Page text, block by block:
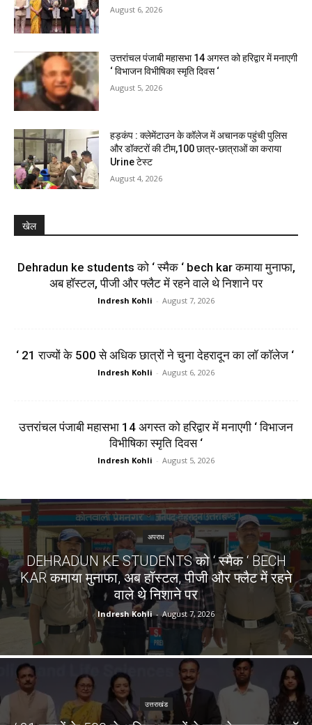
August 6, 2026
उत्तरांचल पंजाबी महासभा 14 अगस्त को हरिद्वार में मनाएगी
‘ विभाजन विभीषिका स्मृति दिवस ‘
August 5, 2026
हड़कंप : क्लेमेंटाउन के कॉलेज में अचानक पहुंची पुलिस
और डॉक्टरों की टीम,100 छात्र-छात्राओं का कराया
Urine टेस्ट
August 4, 2026
खेल
Dehradun ke students को ‘ स्मैक ‘ bech kar कमाया मुनाफा,
अब हॉस्टल, पीजी और फ्लैट में रहने वाले थे निशाने पर
Indresh Kohli - August 7, 2026
‘ 21 राज्यों के 500 से अधिक छात्रों ने चुना देहरादून का लाॅ काॅलेज ‘
Indresh Kohli - August 6, 2026
उत्तरांचल पंजाबी महासभा 14 अगस्त को हरिद्वार में मनाएगी ‘ विभाजन
विभीषिका स्मृति दिवस ‘
Indresh Kohli - August 5, 2026
अपराध
DEHRADUN KE STUDENTS को ‘ स्मैक ‘ BECH
KAR कमाया मुनाफा, अब हॉस्टल, पीजी और फ्लैट में रहने
वाले थे निशाने पर
Indresh Kohli - August 7, 2026
उत्तराखंड